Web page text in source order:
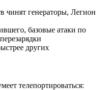
чинят генераторы, Легион
базовые атаки по
других
телепортироваться: